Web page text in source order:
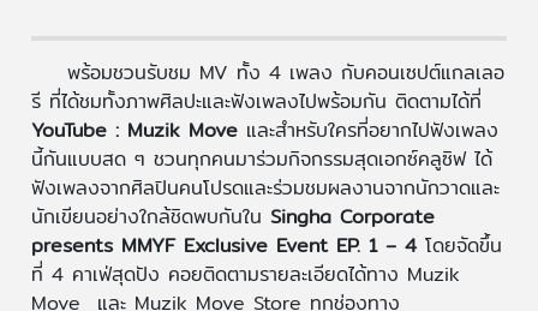
พร้อมชวนรับชม MV ทั้ง 4 เพลง กับคอนเซปต์แกลเลอ
รี ที่ได้ชมทั้งภาพศิลปะและฟังเพลงไปพร้อมกัน ติดตามได้ที่
YouTube : Muzik Moveและสำหรับใครที่อยากไปฟังเพลง
นี้กันแบบสด ๆ ชวนทุกคนมาร่วมกิจกรรมสุดเอกซ์คลูซิฟ ได้
ฟังเพลงจากศิลปินคนโปรดและร่วมชมผลงานจากนักวาดและ
นักเขียนอย่างใกล้ชิดพบกันใน Singha Corporate
presents MMYF Exclusive Event EP. 1 – 4 โดยจัดขึ้น
ที่ 4 คาเฟ่สุดปัง คอยติดตามรายละเอียดได้ทาง Muzik
Move และ Muzik Move Store ทุกช่องทาง